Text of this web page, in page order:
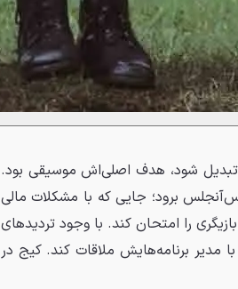
تبدیل شود، هدف اصلی‌اش موسیقی بود.
برود؛ جایی که با مشکلات مالی
را امتحان کند. با وجود تردیدهای
مدیر برنامه‌هایش ملاقات کند. کیج در